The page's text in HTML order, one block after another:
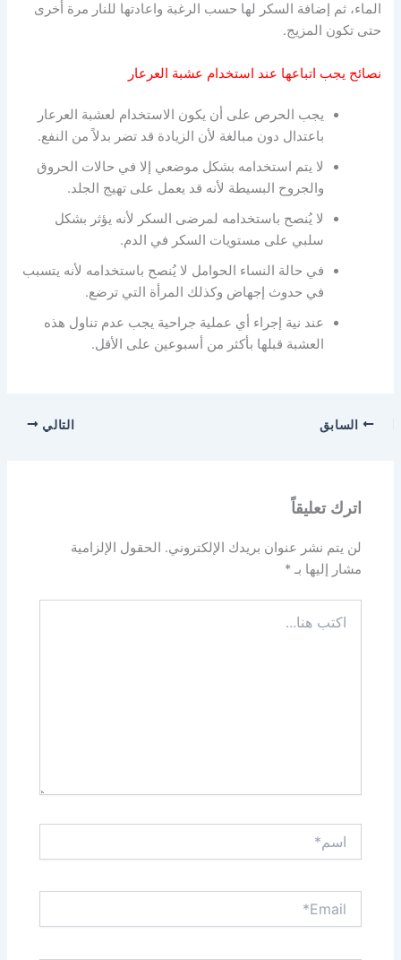
الماء، ثم إضافة السكر لها حسب الرغبة واعادتها للنار مرة أخرى
حتى تكون المزيج.
نصائح يجب اتباعها عند استخدام عشبة العرعار
يجب الحرص على أن يكون الاستخدام لعشبة العرعار
باعتدال دون مبالغة لأن الزيادة قد تضر بدلاً من النفع.
لا يتم استخدامه بشكل موضعي إلا في حالات الحروق
والجروح البسيطة لأنه قد يعمل على تهيج الجلد.
لا يُنصح باستخدامه لمرضى السكر لأنه يؤثر بشكل
سلبي على مستويات السكر في الدم.
في حالة النساء الحوامل لا يُنصح باستخدامه لأنه يتسبب
في حدوث إجهاض وكذلك المرأة التي ترضع.
عند نية إجراء أي عملية جراحية يجب عدم تناول هذه
العشبة قبلها بأكثر من أسبوعين على الأقل.
السابق التالي
اترك تعليقاً
لن يتم نشر عنوان بريدك الإلكتروني. الحقول الإلزامية
مشار إليها بـ*
هنا...